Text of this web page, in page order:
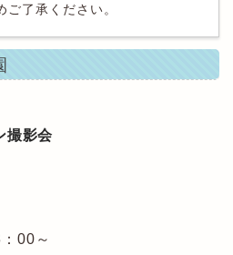
ご了承ください。
撮影会
00～